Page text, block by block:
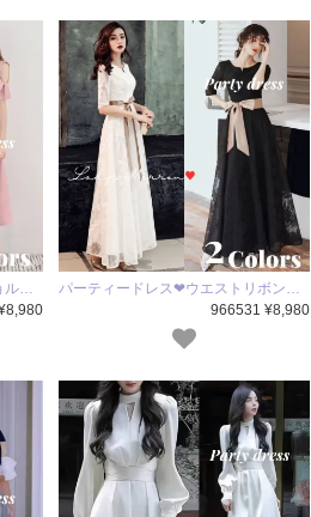
ル…
パーティードレス❤ウエストリボン…
966531 ¥8,980